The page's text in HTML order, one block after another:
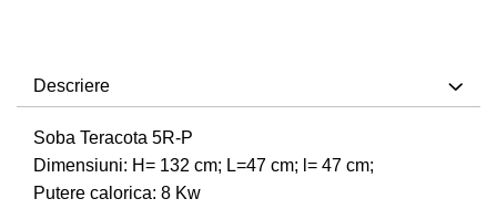
Descriere
Soba Teracota 5R-P
Dimensiuni: H= 132 cm; L=47 cm; l= 47 cm;
Putere calorica: 8 Kw